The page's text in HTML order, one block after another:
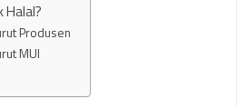
Halal?
Produsen
MUI